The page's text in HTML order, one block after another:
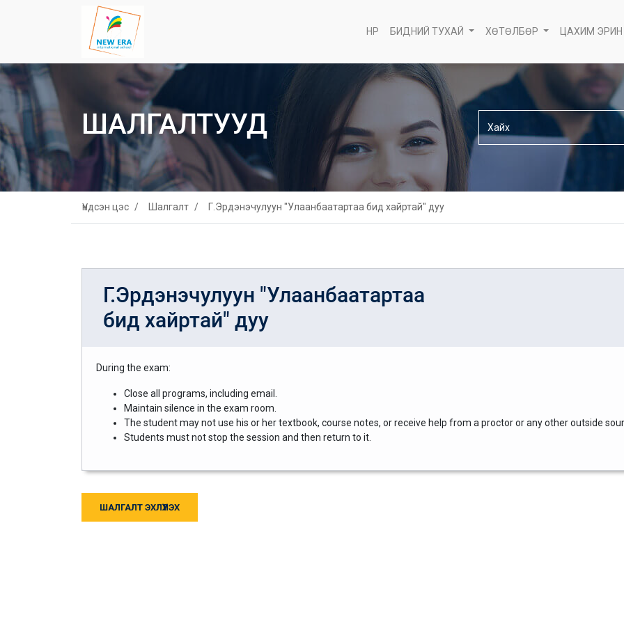
НҮҮР БИДНИЙ ТУХАЙ ХӨТӨЛБӨР ЦАХИМ ЭРИН
ШАЛГАЛТУУД
Үндсэн цэс Шалгалт Г.Эрдэнэчулуун "Улаанбаатартаа бид хайртай" дуу
Г.Эрдэнэчулуун "Улаанбаатартаа
бид хайртай" дуу
During the exam:
Close all programs, including email.
Maintain silence in the exam room.
The student may not use his or her textbook, course notes, or receive help from a proctor or any other outside
Students must not stop the session and then return to it.
ШАЛГАЛТ ЭХЛҮҮЛЭХ